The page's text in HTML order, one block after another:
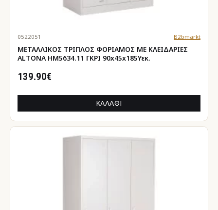
0522051 B2bmarkt
ΜΕΤΑΛΛΙΚΟΣ ΤΡΙΠΛΟΣ ΦΟΡΙΑΜΟΣ ΜΕ ΚΛΕΙΔΑΡΙΕΣ
ALTONA HM5634.11 ΓΚΡΙ 90x45x185Υεκ.
139.90€
ΚΑΛΆΘΙ